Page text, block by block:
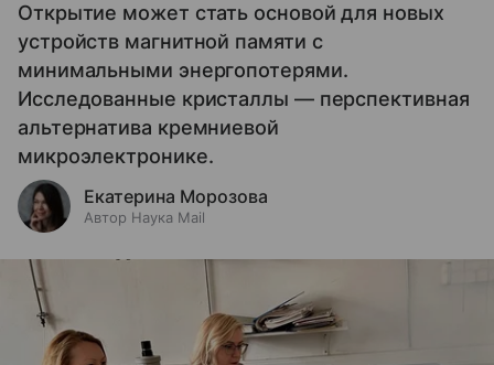
Открытие может стать основой для новых
устройств магнитной памяти с
минимальными энергопотерями.
Исследованные кристаллы — перспективная
альтернатива кремниевой
микроэлектронике.
Екатерина Морозова
Автор Наука Mail